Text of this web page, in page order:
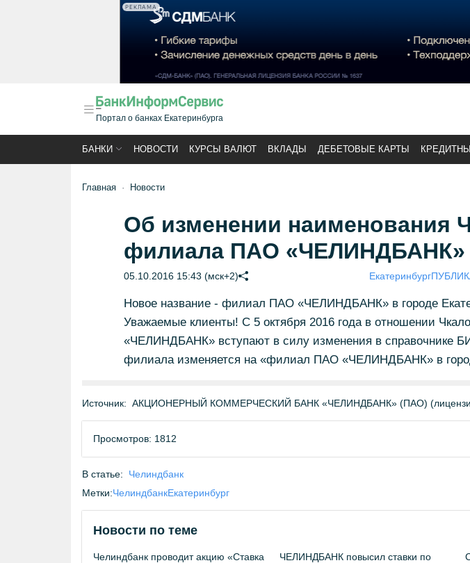
РЕКЛАМА
Портал о банках Екатеринбурга
БАНКИ НОВОСТИ КУРСЫ ВАЛЮТ ВКЛАДЫ ДЕБЕТОВЫЕ КАРТЫ
Главная Новости
Об изменении наименования
филиала ПАО «ЧЕЛИНДБАНК»
05.10.2016 15:43 (мск+2) Екатеринбург
Новое название - филиал ПАО «ЧЕЛИНДБАНК» в городе
Уважаемые клиенты! С 5 октября 2016 года в отношении
«ЧЕЛИНДБАНК» вступают в силу изменения в справочнике
филиала изменяется на «филиал ПАО «ЧЕЛИНДБАНК» в
Источник: АКЦИОНЕРНЫЙ КОММЕРЧЕСКИЙ БАНК «ЧЕЛИНДБАНК» (ПАО)
Просмотров: 1812
В статье:
Челиндбанк
Метки:ЧелиндбанкЕкатеринбург
Новости по теме
Челиндбанк проводит акцию «Ставка
ЧЕЛИНДБАНК повысил ставки по